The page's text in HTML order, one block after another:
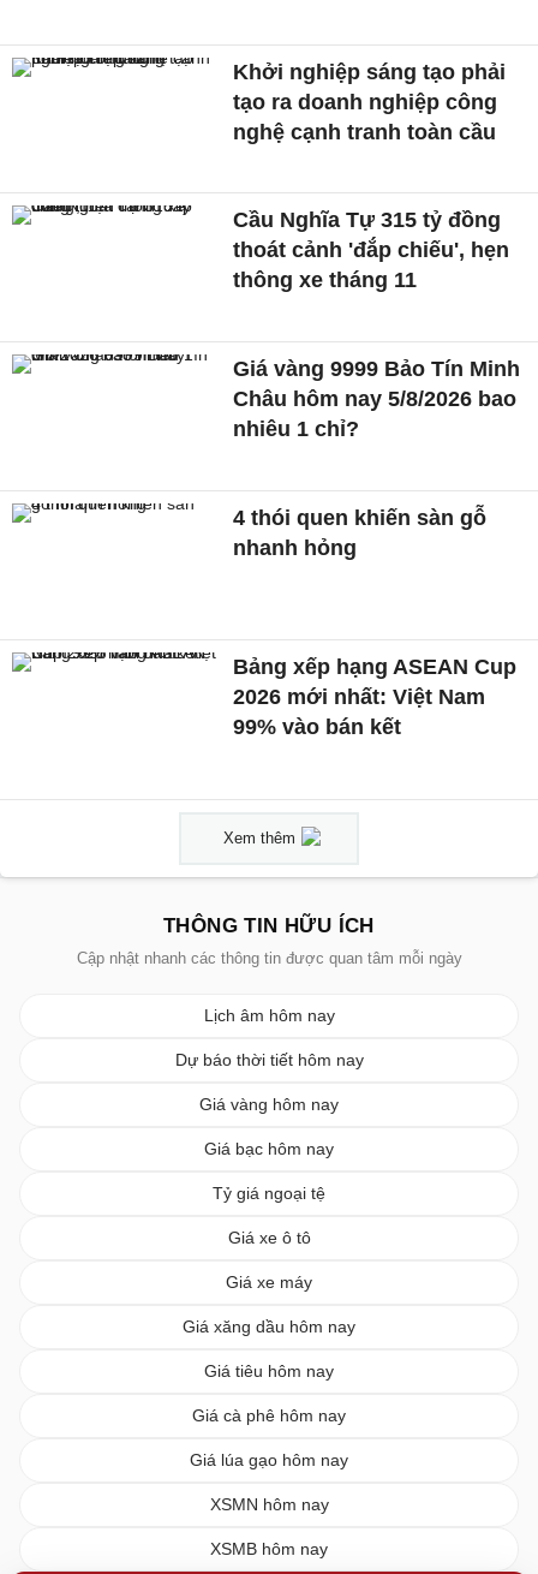
Khởi nghiệp sáng tạo phải
tạo ra doanh nghiệp công
nghệ cạnh tranh toàn cầu
Cầu Nghĩa Tự 315 tỷ đồng
thoát cảnh 'đắp chiếu', hẹn
thông xe tháng 11
Giá vàng 9999 Bảo Tín Minh
Châu hôm nay 5/8/2026 bao
nhiêu 1 chỉ?
4 thói quen khiến sàn gỗ
nhanh hỏng
Bảng xếp hạng ASEAN Cup
2026 mới nhất: Việt Nam
99% vào bán kết
Xem thêm
THÔNG TIN HỮU ÍCH
Cập nhật nhanh các thông tin được quan tâm mỗi ngày
Lịch âm hôm nay
Dự báo thời tiết hôm nay
Giá vàng hôm nay
Giá bạc hôm nay
Tỷ giá ngoại tệ
Giá xe ô tô
Giá xe máy
Giá xăng dầu hôm nay
Giá tiêu hôm nay
Giá cà phê hôm nay
Giá lúa gạo hôm nay
XSMN hôm nay
XSMB hôm nay